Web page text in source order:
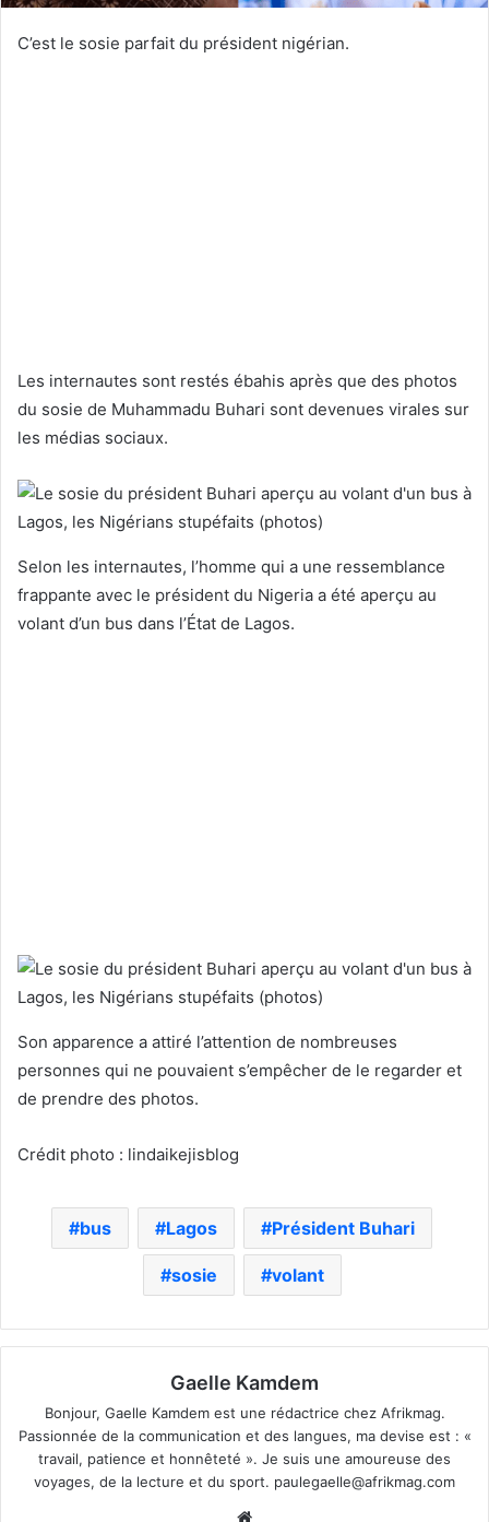
C’est le sosie parfait du président nigérian.
Les internautes sont restés ébahis après que des photos
du sosie de Muhammadu Buhari sont devenues virales sur
les médias sociaux.
Selon les internautes, l’homme qui a une ressemblance
frappante avec le président du Nigeria a été aperçu au
volant d’un bus dans l’État de Lagos.
Son apparence a attiré l’attention de nombreuses
personnes qui ne pouvaient s’empêcher de le regarder et
de prendre des photos.
Crédit photo : lindaikejisblog
bus Lagos Président Buhari
sosie volant
Gaelle Kamdem
Bonjour, Gaelle Kamdem est une rédactrice chez Afrikmag.
Passionnée de la communication et des langues, ma devise est : «
travail, patience et honnêteté ». Je suis une amoureuse des
voyages, de la lecture et du sport. paulegaelle@afrikmag.com